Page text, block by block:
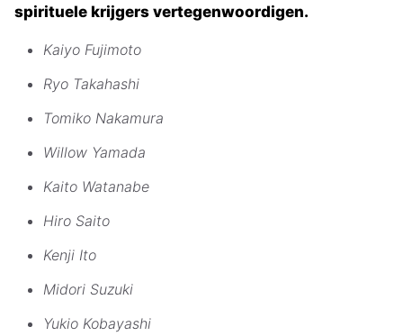
spirituele krijgers vertegenwoordigen.
Kaiyo Fujimoto
Ryo Takahashi
Tomiko Nakamura
Willow Yamada
Kaito Watanabe
Hiro Saito
Kenji Ito
Midori Suzuki
Yukio Kobayashi